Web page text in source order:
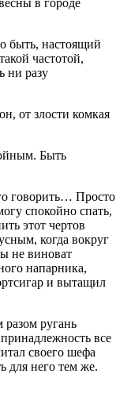
в городе
быть, настоя­щий
часто­той,
ни разу
от злости ком­кая
Быть
говорить… Просто
спокой­но спать,
этот чертов
когда вокруг
не вино­ват
напарника,
и вытащил
ругань
все
своего шефа
для него тем же.